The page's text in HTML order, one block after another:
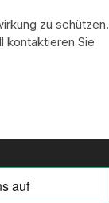
zu schützen.
kontaktieren Sie